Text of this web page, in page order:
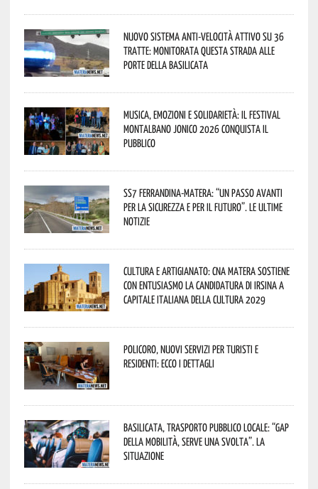
Nuovo sistema anti-velocità attivo su 36
tratte: monitorata questa strada alle
porte della Basilicata
Musica, emozioni e solidarietà: il Festival
Montalbano Jonico 2026 conquista il
pubblico
SS7 Ferrandina-Matera: “Un passo avanti
per la sicurezza e per il futuro”. Le ultime
notizie
Cultura e Artigianato: CNA Matera sostiene
con entusiasmo la candidatura di Irsina a
Capitale Italiana della Cultura 2029
Policoro, nuovi servizi per turisti e
residenti: ecco i dettagli
Basilicata, trasporto pubblico locale: “Gap
della mobilità, serve una svolta”. La
situazione